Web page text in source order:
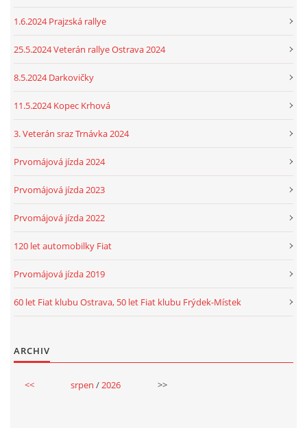
1.6.2024 Prajzská rallye
25.5.2024 Veterán rallye Ostrava 2024
8.5.2024 Darkovičky
11.5.2024 Kopec Krhová
3. Veterán sraz Trnávka 2024
Prvomájová jízda 2024
Prvomájová jízda 2023
Prvomájová jízda 2022
120 let automobilky Fiat
Prvomájová jízda 2019
60 let Fiat klubu Ostrava, 50 let Fiat klubu Frýdek-Místek
ARCHIV
<< srpen / 2026 >>